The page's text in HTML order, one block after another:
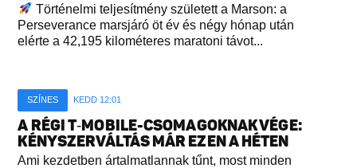
Történelmi teljesítmény született a Marson: a
Perseverance marsjáró öt év és négy hónap után
elérte a 42,195 kilométeres maratoni távot...
SZÍNES KEDD 12:01
A RÉGI T‑MOBILE-CSOMAGOKNAK VÉGE:
KÉNYSZERVÁLTÁS MÁR EZEN A HÉTEN
Ami kezdetben ártalmatlannak tűnt, most minden